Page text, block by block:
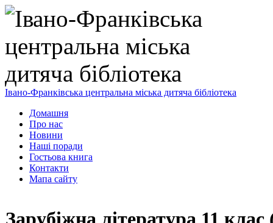
Івано-Франківська центральна міська дитяча бібліотека
Домашня
Про нас
Новини
Наші поради
Гостьова книга
Контакти
Мапа сайту